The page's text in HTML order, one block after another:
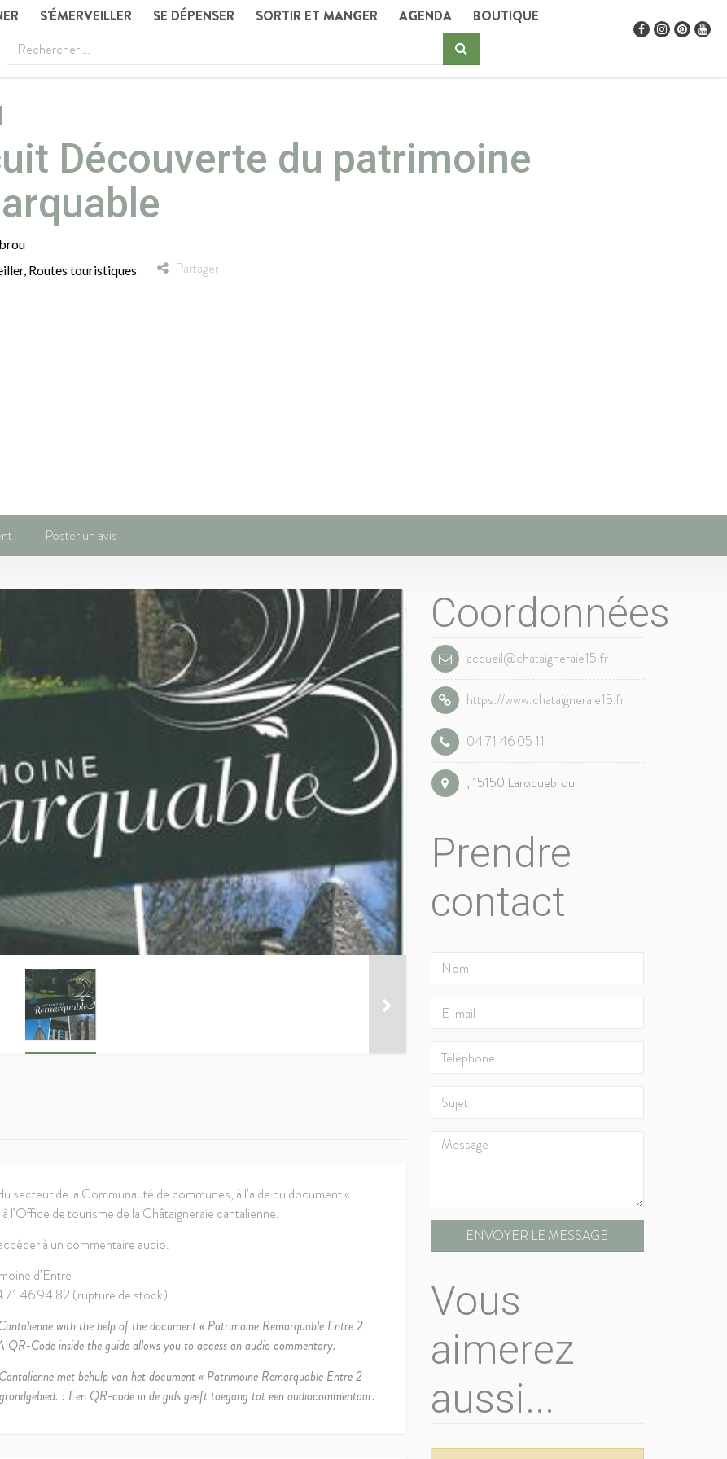
S'ÉMERVEILLER SE DÉPENSER SORTIR ET MANGER AGENDA BOUTIQUE
Découverte du patrimoine
, Routes touristiques Partager
Poster un avis
secteur de la Communauté de communes, à l’aide du document «
l’Office de tourisme de la Châtaigneraie cantalienne.
à un commentaire audio.
d’Entre
71 46 94 82 (rupture de stock)
with the help of the document « Patrimoine Remarquable Entre 2
Code inside the guide allows you to access an audio commentary.
met behulp van het document « Patrimoine Remarquable Entre 2
: Een QR-code in de gids geeft toegang tot een audiocommentaar.
Coordonnées
accueil@chataigneraie15.fr
https://www.chataigneraie15.fr
04 71 46 05 11
, 15150 Laroquebrou
Prendre
contact
ENVOYER LE MESSAGE
Vous
aimerez
aussi...